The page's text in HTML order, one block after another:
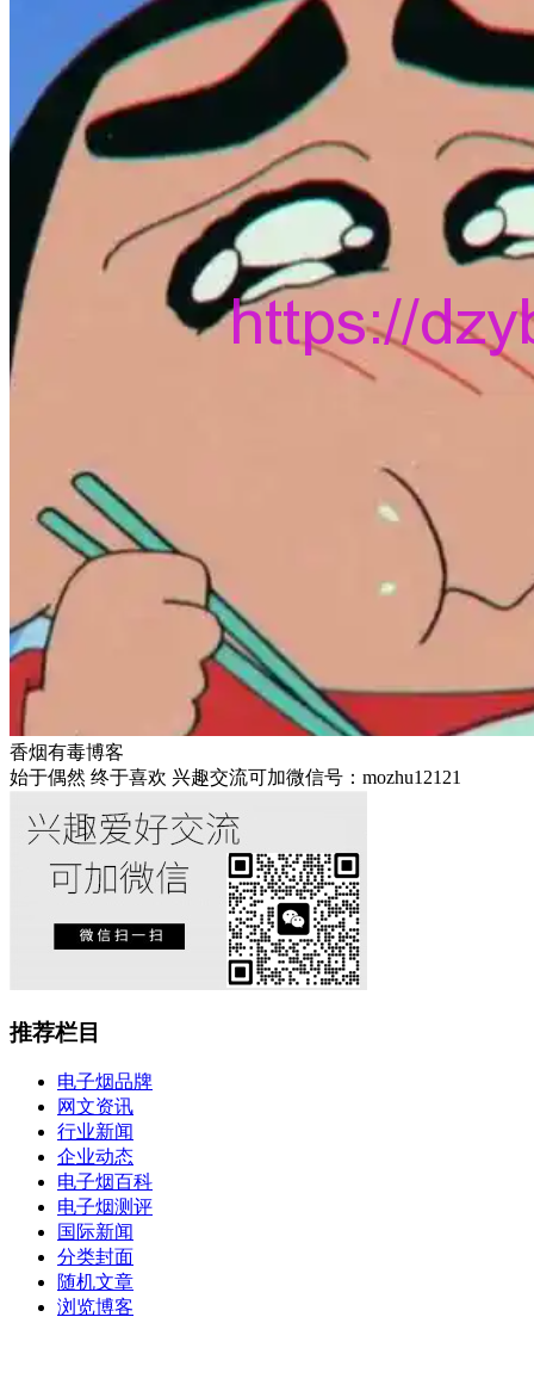
香烟有毒博客
始于偶然 终于喜欢 兴趣交流可加微信号：mozhu12121
推荐栏目
电子烟品牌
网文资讯
行业新闻
企业动态
电子烟百科
电子烟测评
国际新闻
分类封面
随机文章
浏览博客